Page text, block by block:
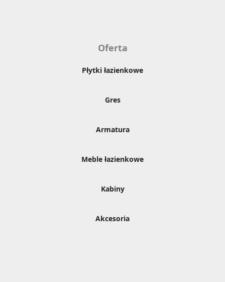
Oferta
Płytki łazienkowe
Gres
Armatura
Meble łazienkowe
Kabiny
Akcesoria